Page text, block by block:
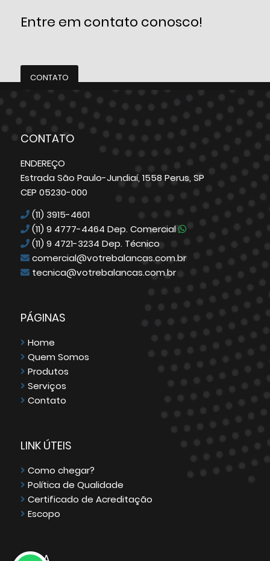
Entre em contato conosco!
CONTATO
CONTATO
ENDEREÇO
Estrada São Paulo-Jundiaí, 1558 Perus, SP
CEP 05230-000
(11) 3915-4601
(11) 9 4777-4464 Dep. Comercial
(11) 9 4721-3234 Dep. Técnico
comercial@votrebalancas.com.br
tecnica@votrebalancas.com.br
PÁGINAS
Home
Quem Somos
Produtos
Serviços
Contato
LINK ÚTEIS
Como chegar?
Política de Qualidade
Certificado de Acreditação
Escopo